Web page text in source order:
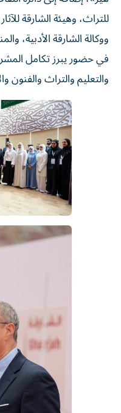
للتراث، وهيئة الشارقة
ووكالة الشارقة الأدبية،
في حضور يبرز تكامل
والتعليم والتراث والفنون